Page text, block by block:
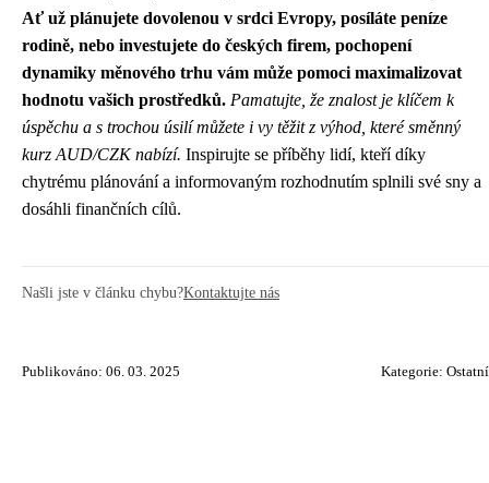
Ať už plánujete dovolenou v srdci Evropy, posíláte peníze
rodině, nebo investujete do českých firem, pochopení
dynamiky měnového trhu vám může pomoci maximalizovat
hodnotu vašich prostředků. Pamatujte, že znalost je klíčem k
úspěchu a s trochou úsilí můžete i vy těžit z výhod, které směnný
kurz AUD/CZK nabízí. Inspirujte se příběhy lidí, kteří díky
chytrému plánování a informovaným rozhodnutím splnili své sny a
dosáhli finančních cílů.
Našli jste v článku chybu?Kontaktujte nás
Publikováno: 06. 03. 2025 Kategorie: Ostatní